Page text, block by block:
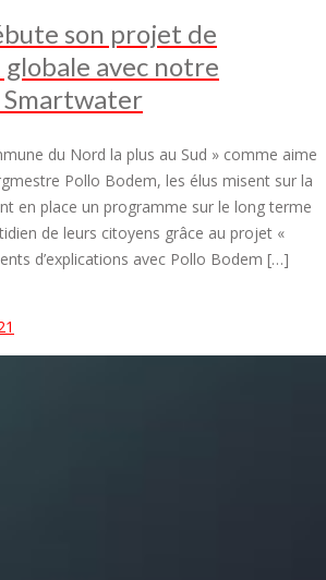
son projet de
avec notre
Smartwater
du Nord la plus au Sud » comme aime
Pollo Bodem, les élus misent sur la
en place un programme sur le long terme
de leurs citoyens grâce au projet «
d’explications avec Pollo Bodem […]